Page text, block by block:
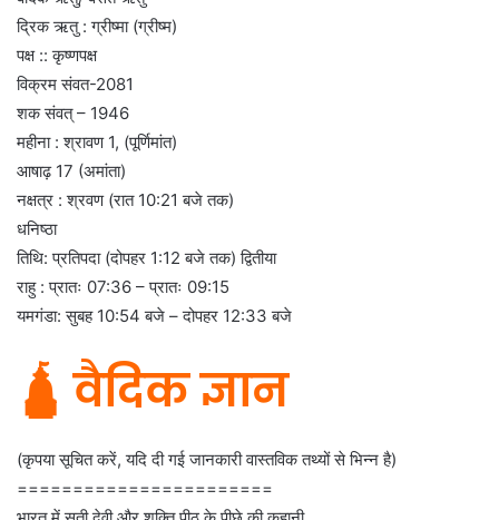
द्रिक ऋतु : ग्रीष्मा (ग्रीष्म)
पक्ष :: कृष्णपक्ष
विक्रम संवत-2081
शक संवत् – 1946
महीना : श्रावण 1, (पूर्णिमांत)
आषाढ़ 17 (अमांता)
नक्षत्र : श्रवण (रात 10:21 बजे तक)
धनिष्ठा
तिथि: प्रतिपदा (दोपहर 1:12 बजे तक) द्वितीया
राहु : प्रातः 07:36 – प्रातः 09:15
यमगंडा: सुबह 10:54 बजे – दोपहर 12:33 बजे
🛕 वैदिक ज्ञान
(कृपया सूचित करें, यदि दी गई जानकारी वास्तविक तथ्यों से भिन्न है)
=======================